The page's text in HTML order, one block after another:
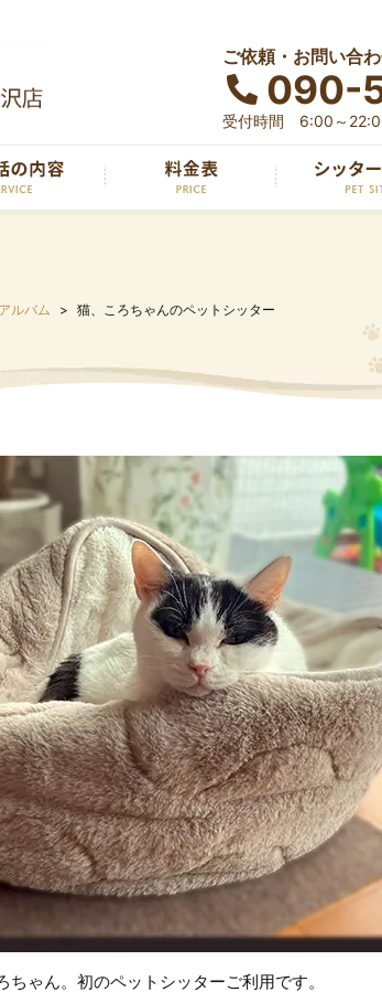
ご依頼・お問い合
090-
受付時間 6:00～
ルバム 猫、ころちゃんのペットシッター
ゃん。初のペットシッターご利用です。